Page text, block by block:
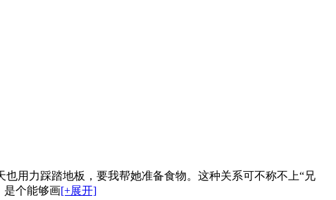
用力踩踏地板，要我帮她准备食物。这种关系可不称不上“兄
是个能够画[+展开]